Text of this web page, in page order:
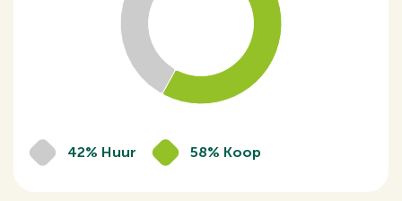
Geen tuin
Inpandig
42% Huur 58% Koop